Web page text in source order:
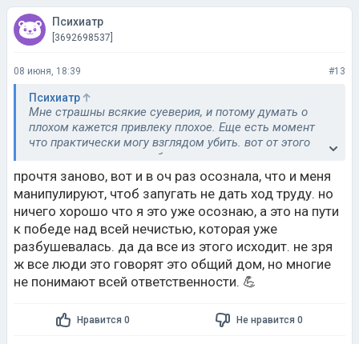
Психиатр
[3692698537]
08 июня, 18:39 #13
Психиатр
Мне страшны всякие суеверия, и потому думать о
плохом кажется привлеку плохое. Еще есть момент
что практически могу взглядом убить. вот от этого
страшно навредить любящим людям. врагу не
пожелаешь. хотя вдруг это предвестник. просто были
инциденты которые так и сбылись. боюсь себя
практически. 😠 боюсь людей-не таких как я по
природе но прекрасно понимающая что они из ся
представляют, и потому допустим их знания могут
меня просто пугать настолько, что готова сбежать на
необитаемый остров, хотя уже понимаю. что много
надуманного мной, как говорят у страх глаза велики.
прочтя заново, вот и в оч раз осознала, что и меня
манипулируют, чтоб запугать не дать ход труду. но
ничего хорошо что я это уже осознаю, а это на пути
к победе над всей нечистью, которая уже
разбушевалась. да да все из этого исходит. не зря
ж все люди это говорят это общий дом, но многие
не понимают всей ответственности. 💪
Нравится 0 Не нравится 0